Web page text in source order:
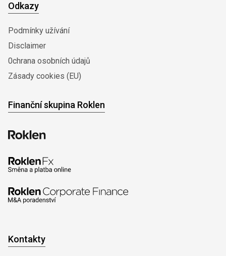
Odkazy
Podmínky užívání
Disclaimer
0chrana osobních údajů
Zásady cookies (EU)
Finanční skupina Roklen
Kontakty